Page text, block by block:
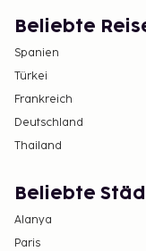
Beliebte
Spanien
Türkei
Frankreich
Deutschland
Thailand
Beliebte
Alanya
Paris